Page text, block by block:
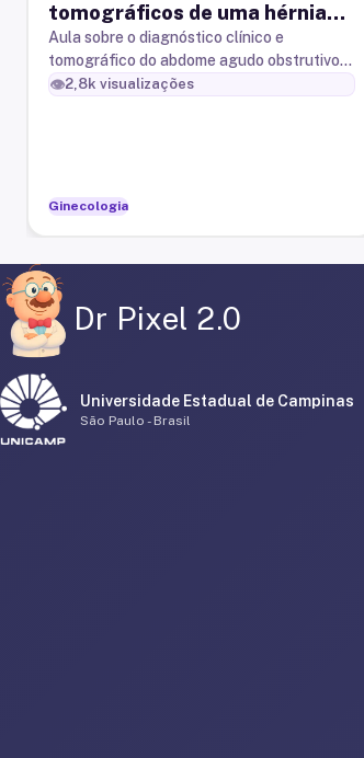
tomográficos de uma hérnia
intestinal estrangulada na
parede abdominal
Aula sobre o diagnóstico clínico e
tomográfico do abdome agudo obstrutivo
por hérnia intestinal estrangulada na
👁️2,8k visualizações
Ginecologia
Dr Pixel 2.0
Universidade Estadual de Campinas
São Paulo - Brasil